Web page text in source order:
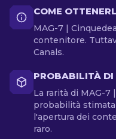
COME
MAG-7 |
contenitore.
Canals.
PROBABILITÀ DI
La rarità di MAG-7
probabilità
l'apertura dei
raro.